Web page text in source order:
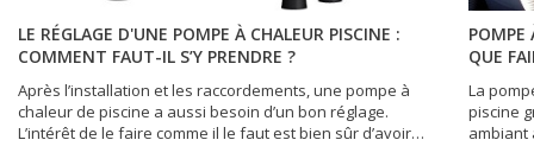
LE RÉGLAGE D'UNE POMPE À CHALEUR PISCINE :
COMMENT FAUT-IL S’Y PRENDRE ?
Après l’installation et les raccordements, une pompe à
chaleur de piscine a aussi besoin d’un bon réglage.
L’intérêt de le faire comme il le faut est bien sûr d’avoir
POMPE
QUE
La
piscine
ambiant